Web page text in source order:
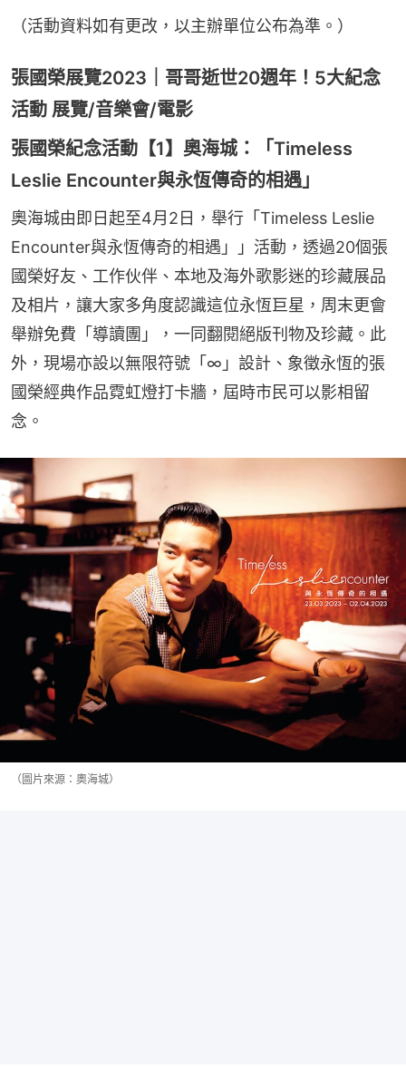
（活動資料如有更改，以主辦單位公布為準。）
張國榮展覽2023｜哥哥逝世20週年！5大紀念
活動 展覽/音樂會/電影
張國榮紀念活動【1】奧海城：「Timeless
Leslie Encounter與永恆傳奇的相遇」
奧海城由即日起至4月2日，舉行「Timeless Leslie
Encounter與永恆傳奇的相遇」」活動，透過20個張
國榮好友、工作伙伴、本地及海外歌影迷的珍藏展品
及相片，讓大家多角度認識這位永恆巨星，周末更會
舉辦免費「導讀團」，一同翻閱絕版刊物及珍藏。此
外，現場亦設以無限符號「∞」設計、象徵永恆的張
國榮經典作品霓虹燈打卡牆，屆時市民可以影相留
念。
（圖片來源：奧海城）